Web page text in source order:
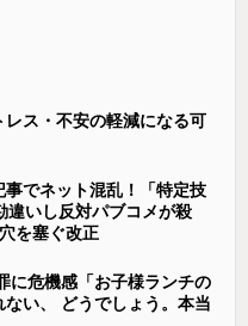
レス・不安の軽減になる可
事でネット混乱！「特定技
違いし反対パブコメが殺
を塞ぐ改正
に危機感「お子様ランチの
い、 どうでしょう。本当